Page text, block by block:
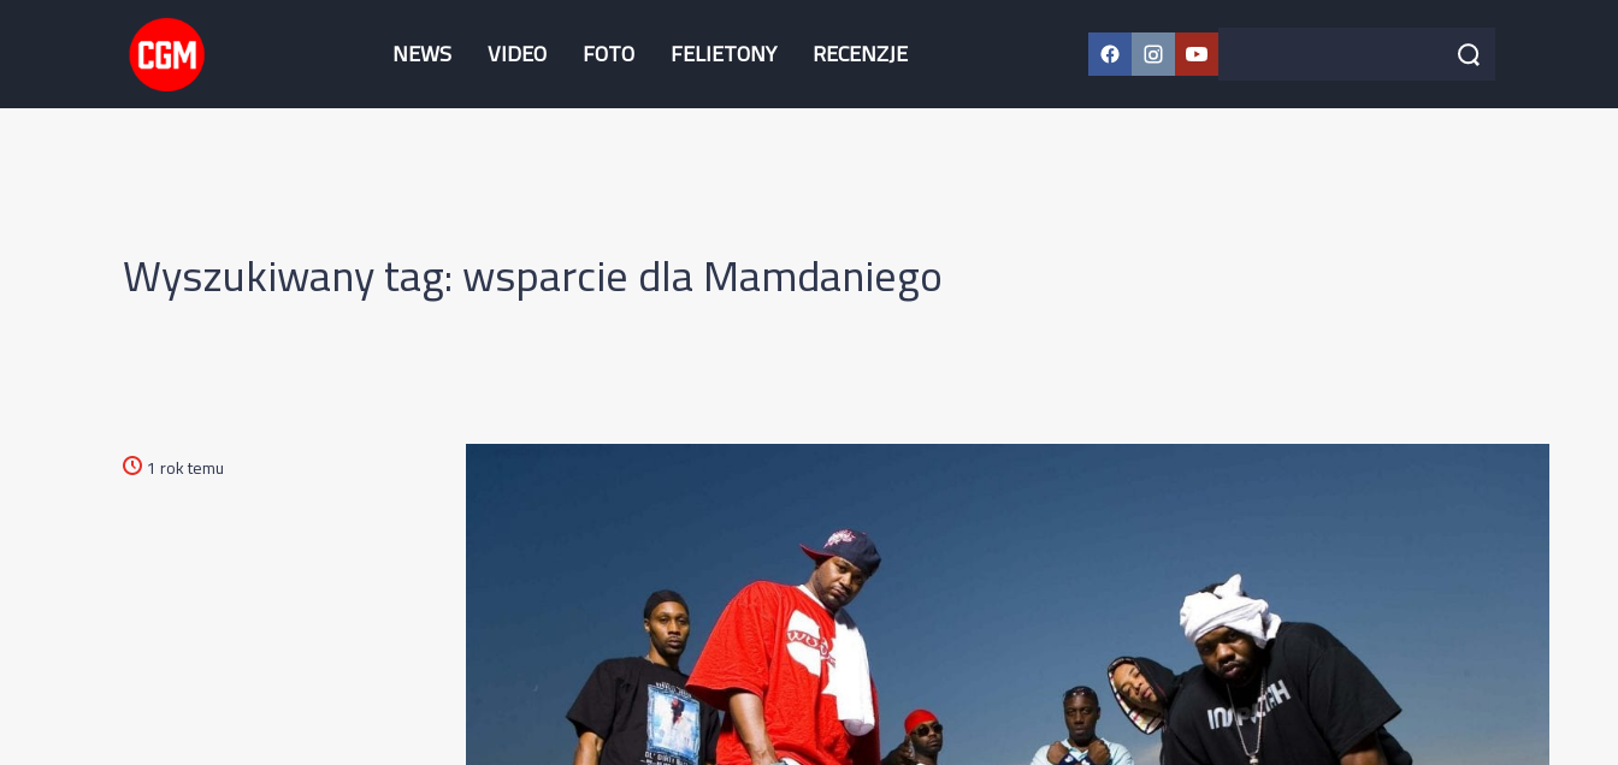
NEWS VIDEO FOTO FELIETONY RECENZJE Facebook
Instagram
YouTube
Szukaj w serwisie Szukaj
Wyszukiwany tag: wsparcie dla Mamdaniego
1 rok temu